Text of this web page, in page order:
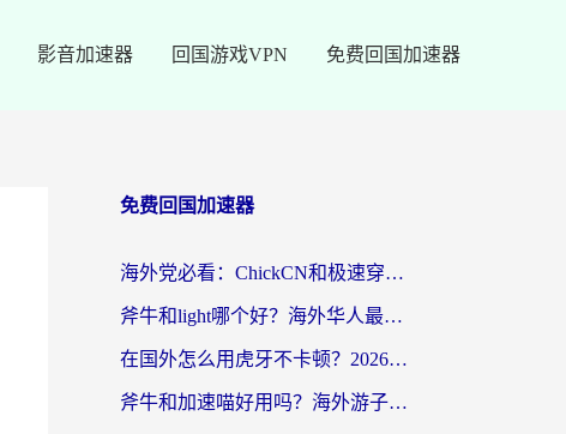
影音加速器 回国游戏VPN 免费回国加速器
免费回国加速器
海外党必看：ChickCN和极速穿梭VPN好用吗？3招教你选对回国加速器无缝刷国内资源
斧牛和light哪个好？海外华人最关心的回国加速器选择难题，一篇讲透
在国外怎么用虎牙不卡顿？2026海外华人亲测有效的回国加速器选择指南
斧牛和加速喵好用吗？海外游子的真实选择困境